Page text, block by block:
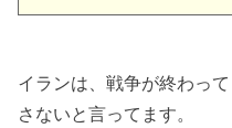
イランは、戦争が終わっ
さないと言ってます。